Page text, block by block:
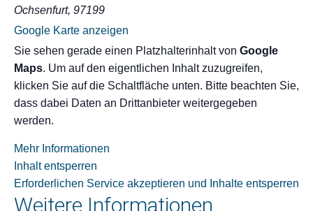
Ochsenfurt, 97199
Google Karte anzeigen
Sie sehen gerade einen Platzhalterinhalt von Google
Maps. Um auf den eigentlichen Inhalt zuzugreifen,
klicken Sie auf die Schaltfläche unten. Bitte beachten Sie,
dass dabei Daten an Drittanbieter weitergegeben
werden.
Mehr Informationen
Inhalt entsperren
Erforderlichen Service akzeptieren und Inhalte entsperren
Weitere Informationen